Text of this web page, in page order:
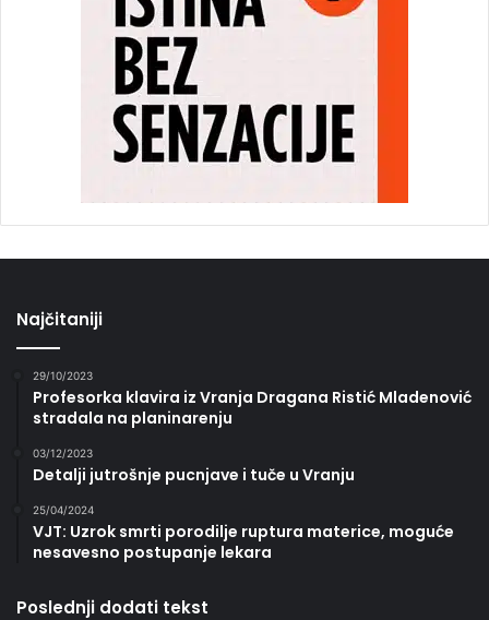
Najčitaniji
29/10/2023
Profesorka klavira iz Vranja Dragana Ristić Mladenović
stradala na planinarenju
03/12/2023
Detalji jutrošnje pucnjave i tuče u Vranju
25/04/2024
VJT: Uzrok smrti porodilje ruptura materice, moguće
nesavesno postupanje lekara
Poslednji dodati tekst